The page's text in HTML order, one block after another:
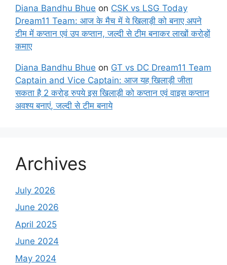
Diana Bandhu Bhue on CSK vs LSG Today
Dream11 Team: आज के मैच में ये खिलाड़ी को बनाए अपने
टीम में कप्तान एवं उप कप्तान, जल्दी से टीम बनाकर लाखों करोड़ों
कमाए
Diana Bandhu Bhue on GT vs DC Dream11 Team
Captain and Vice Captain: आज यह खिलाड़ी जीता
सकता है 2 करोड़ रुपये इस खिलाड़ी को कप्तान एवं वाइस कप्तान
अवश्य बनाएं, जल्दी से टीम बनाये
Archives
July 2026
June 2026
April 2025
June 2024
May 2024